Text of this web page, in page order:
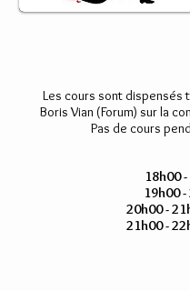
Les cours sont dispensés
Boris Vian (Forum) sur la
Pas de cours
18h00
19h00
20h00 -
21h00 -